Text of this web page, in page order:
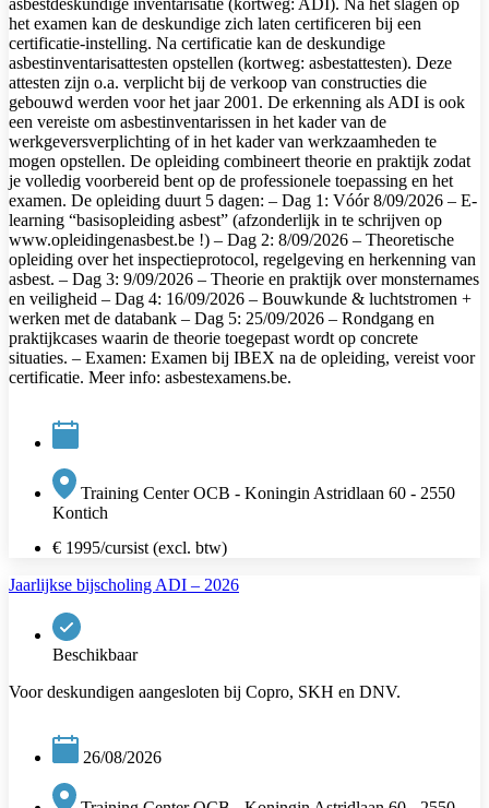
asbestdeskundige inventarisatie (kortweg: ADI). Na het slagen op
het examen kan de deskundige zich laten certificeren bij een
certificatie-instelling. Na certificatie kan de deskundige
asbestinventarisattesten opstellen (kortweg: asbestattesten). Deze
attesten zijn o.a. verplicht bij de verkoop van constructies die
gebouwd werden voor het jaar 2001. De erkenning als ADI is ook
een vereiste om asbestinventarissen in het kader van de
werkgeversverplichting of in het kader van werkzaamheden te
mogen opstellen. De opleiding combineert theorie en praktijk zodat
je volledig voorbereid bent op de professionele toepassing en het
examen. De opleiding duurt 5 dagen: – Dag 1: Vóór 8/09/2026 – E-
learning “basisopleiding asbest” (afzonderlijk in te schrijven op
www.opleidingenasbest.be !) – Dag 2: 8/09/2026 – Theoretische
opleiding over het inspectieprotocol, regelgeving en herkenning van
asbest. – Dag 3: 9/09/2026 – Theorie en praktijk over monsternames
en veiligheid – Dag 4: 16/09/2026 – Bouwkunde & luchtstromen +
werken met de databank – Dag 5: 25/09/2026 – Rondgang en
praktijkcases waarin de theorie toegepast wordt op concrete
situaties. – Examen: Examen bij IBEX na de opleiding, vereist voor
certificatie. Meer info: asbestexamens.be.
Training Center OCB - Koningin Astridlaan 60 - 2550
Kontich
€ 1995/cursist (excl. btw)
Jaarlijkse bijscholing ADI – 2026
Beschikbaar
Voor deskundigen aangesloten bij Copro, SKH en DNV.
26/08/2026